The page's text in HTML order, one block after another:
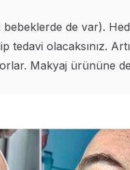
de var).
tedavi olacaksınız.
Makyaj ürününe